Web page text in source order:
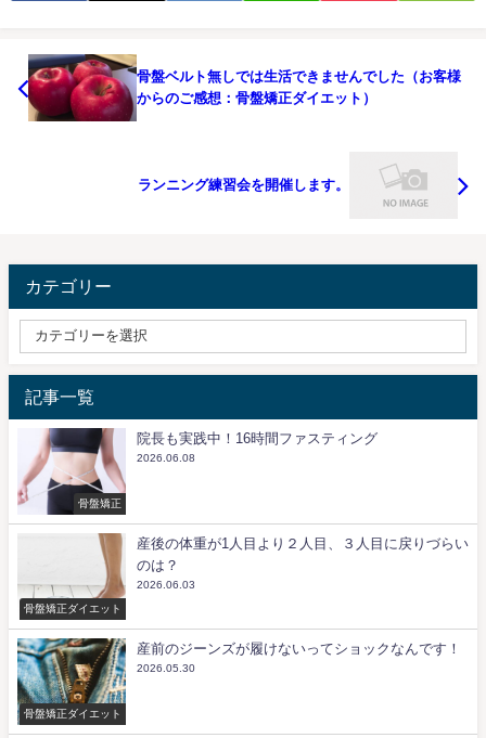
骨盤ベルト無しでは生活できませんでした（お客様
からのご感想：骨盤矯正ダイエット）
ランニング練習会を開催します。
カテゴリー
記事一覧
骨盤矯正
院長も実践中！16時間ファスティング
2026.06.08
骨盤矯正ダイエット
産後の体重が1人目より２人目、３人目に戻りづらい
のは？
2026.06.03
骨盤矯正ダイエット
産前のジーンズが履けないってショックなんです！
2026.05.30